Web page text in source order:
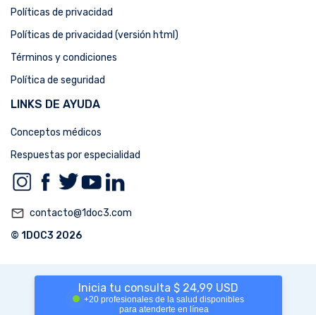
Inicia tu consulta $ 24,99 USD
+20 profesionales de la salud disponibles
para atenderte en línea
Políticas de privacidad
Políticas de privacidad (versión html)
Términos y condiciones
Política de seguridad
LINKS DE AYUDA
Conceptos médicos
Respuestas por especialidad
mail_outline contacto@1doc3.com
© 1DOC3 2026